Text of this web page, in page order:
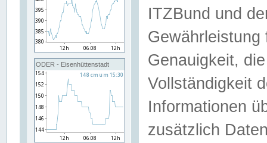
ODER - Eisenhüttenstadt
ITZBund und
Genauigkeit,
Vollständigkeit
Informationen
zusätzlich